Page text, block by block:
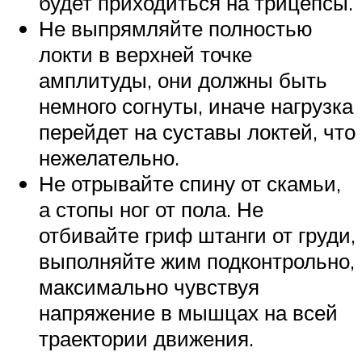
Не выпрямляйте полностью
локти в верхней точке
амплитуды, они должны быть
немного согнуты, иначе нагрузка
перейдет на суставы локтей, что
нежелательно.
Не отрывайте спину от скамьи,
а стопы ног от пола. Не
отбивайте гриф штанги от груди,
выполняйте жим подконтрольно,
максимально чувствуя
напряжение в мышцах на всей
траектории движения.